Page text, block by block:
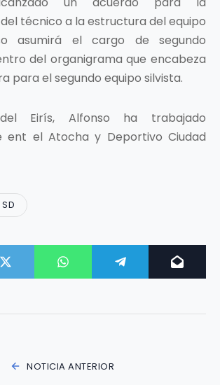
técnico a la estructura del equipo
asumirá el cargo de segundo
del organigrama que encabeza
para el segundo equipo silvista.
Eirís, Alfonso ha trabajado
ent el Atocha y Deportivo Ciudad
NOTICIA ANTERIOR